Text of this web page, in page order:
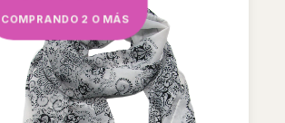
COMPRANDO 2 O MÁS